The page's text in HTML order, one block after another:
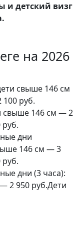
и детский визг
на 2026
свыше 146 см
руб.
свыше 146 см — 2
дни
146 см — 3
дни (3 часа):
2 950 руб.Дети